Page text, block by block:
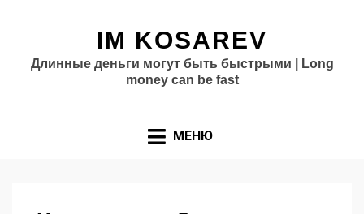
IM KOSAREV
Длинные деньги могут быть быстрыми | Long
money can be fast
МЕНЮ